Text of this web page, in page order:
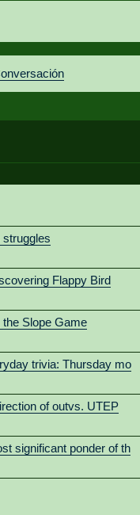
Flappy Bird
Slope Game
trivia: Thursday mo
of outvs. UTEP
significant ponder of th